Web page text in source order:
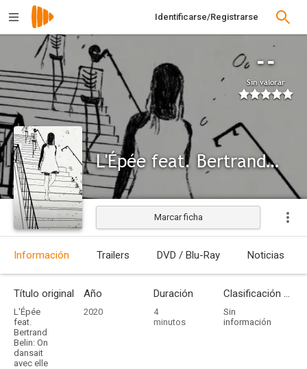
Identificarse/Registrarse
--
Sin valorar
L'Épée feat. Bertrand Belin: On dansait avec elle
Marcar ficha
Información Trailers DVD / Blu-Ray Noticias
Título original
L'Épée
feat.
Bertrand
Belin: On
dansait
avec elle
Año
2020
Duración
4
minutos
Clasificación por edades
Sin
información